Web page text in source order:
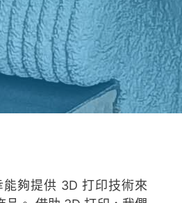
夠提供 3D 打印技術來